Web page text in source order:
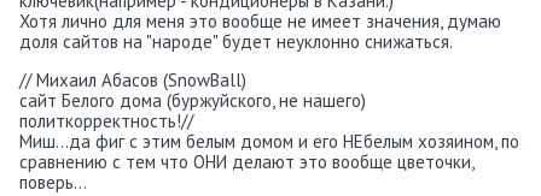
Хотя лично для меня это вообще не имеет значения, думаю
доля сайтов на "народе" будет неуклонно снижаться.
// Михаил Абасов (SnowBall)
сайт Белого дома (буржуйского, не нашего)
политкорректность!//
Миш...да фиг с этим белым домом и его НЕбелым хозяином, по
сравнению с тем что ОНИ делают это вообще цветочки,
поверь...